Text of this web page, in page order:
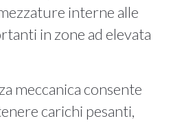
interne alle
in zone ad elevata
meccanica consente
carichi pesanti,